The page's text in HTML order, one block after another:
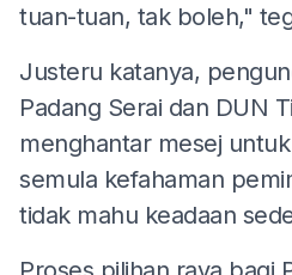
tuan-tuan, tak boleh,"
Justeru katanya,
Padang Serai dan DUN
menghantar mesej
semula kefahaman
tidak mahu keadaan